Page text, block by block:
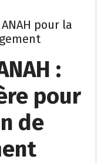
pour la
:
pour
de